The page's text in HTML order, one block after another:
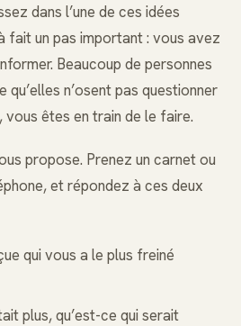
dans l’une de ces idées
fait un pas important : vous avez
Beaucoup de personnes
n’osent pas questionner
êtes en train de le faire.
propose. Prenez un carnet ou
et répondez à ces deux
qui vous a le plus freiné
plus, qu’est-ce qui serait